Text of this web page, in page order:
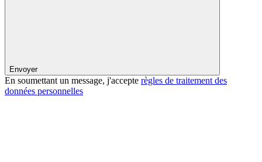
Envoyer
En soumettant un message, j'accepte règles de traitement des
données personnelles